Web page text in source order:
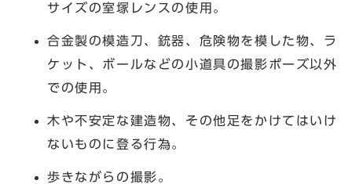
サイズの室塚レンスの使用。
合金製の模造刀、銃器、危険物を模した物、ラ
ケット、ボールなどの小道具の撮影ポーズ以外
での使用。
木や不安定な建造物、その他足をかけてはいけ
ないものに登る行為。
歩きながらの撮影。